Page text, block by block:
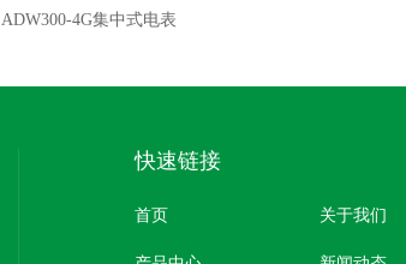
ADW300-4G集中式电表
快速链接
首页 关于我们